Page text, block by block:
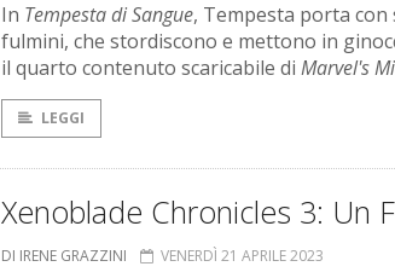
In Tempesta di Sangue, Tempesta porta
fulmini, che stordiscono e mettono in
il quarto contenuto scaricabile di Marvel's
LEGGI
Xenoblade Chronicles 3: Un
DI IRENE GRAZZINI VENERDÌ 21 APRILE 2023